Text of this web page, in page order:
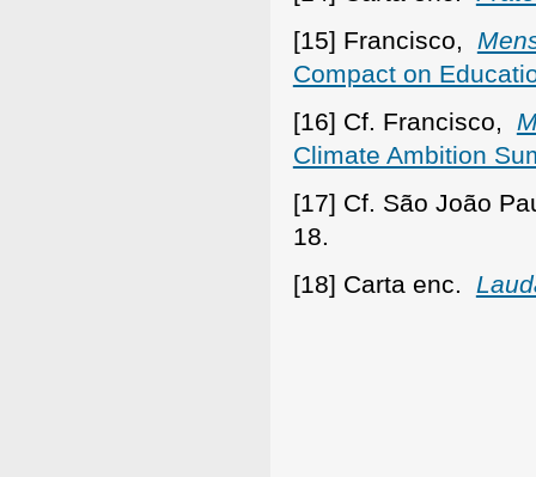
[15] Francisco,
Compact on
[16] Cf. Francisco,
Climate Ambition
[17] Cf. São João
18.
[18] Carta enc.